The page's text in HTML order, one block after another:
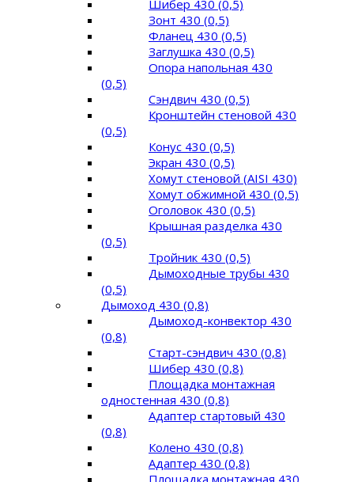
Шибер 430 (0,5)
Зонт 430 (0,5)
Фланец 430 (0,5)
Заглушка 430 (0,5)
Опора напольная 430
(0,5)
Сэндвич 430 (0,5)
Кронштейн стеновой 430
(0,5)
Конус 430 (0,5)
Экран 430 (0,5)
Хомут стеновой (AISI 430)
Хомут обжимной 430 (0,5)
Оголовок 430 (0,5)
Крышная разделка 430
(0,5)
Тройник 430 (0,5)
Дымоходные трубы 430
(0,5)
Дымоход 430 (0,8)
Дымоход-конвектор 430
(0,8)
Старт-сэндвич 430 (0,8)
Шибер 430 (0,8)
Площадка монтажная
одностенная 430 (0,8)
Адаптер стартовый 430
(0,8)
Колено 430 (0,8)
Адаптер 430 (0,8)
Площадка монтажная 430